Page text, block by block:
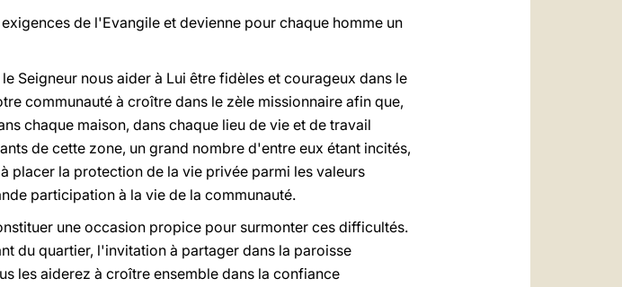
de l'Evangile et devienne pour chaque homme un
Seigneur nous aider à Lui être fidèles et courageux dans le
communauté à croître dans le zèle missionnaire afin que,
chaque maison, dans chaque lieu de vie et de travail
de cette zone, un grand nombre d'entre eux étant incités,
placer la protection de la vie privée parmi les valeurs
participation à la vie de la communauté.
une occasion propice pour surmonter ces difficultés.
du quartier, l'invitation à partager dans la paroisse
les aiderez à croître ensemble dans la confiance